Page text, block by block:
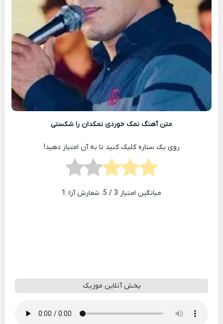
متن آهنگ نمک خوردی نمکدان را شکستی
روی یک ستاره کلیک کنید تا به آن امتیاز دهید!
میانگین امتیاز 3 / 5. شمارش آرا: 1
پخش آنلاین موزیک